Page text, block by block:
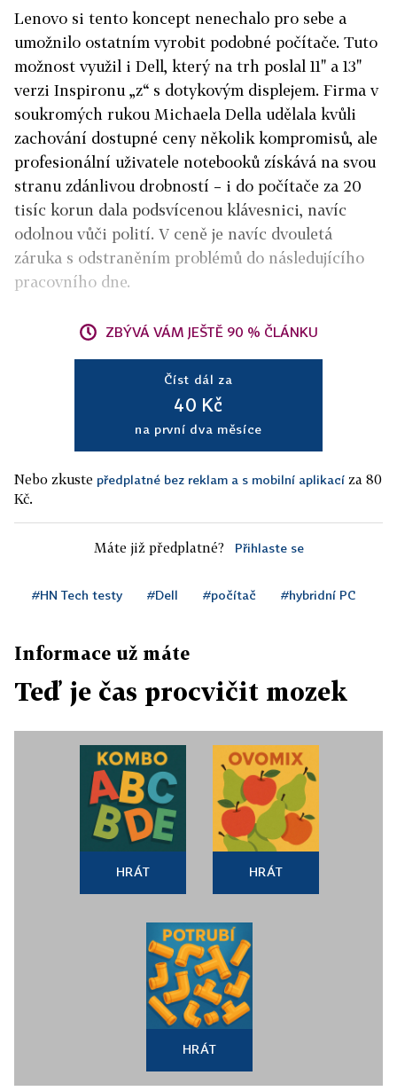
Lenovo si tento koncept nenechalo pro sebe a
umožnilo ostatním vyrobit podobné počítače. Tuto
možnost využil i Dell, který na trh poslal 11" a 13"
verzi Inspironu „z“ s dotykovým displejem. Firma v
soukromých rukou Michaela Della udělala kvůli
zachování dostupné ceny několik kompromisů, ale
profesionální uživatele notebooků získává na svou
stranu zdánlivou drobností – i do počítače za 20
tisíc korun dala podsvícenou klávesnici, navíc
odolnou vůči polití. V ceně je navíc dvouletá
záruka s odstraněním problémů do následujícího
pracovního dne.
ZBÝVÁ VÁM JEŠTĚ 90 % ČLÁNKU
Číst dál za
40 Kč
na první dva měsíce
Nebo zkuste předplatné bez reklam a s mobilní aplikací za 80
Kč.
Máte již předplatné? Přihlaste se
#HN Tech testy #Dell #počítač #hybridní PC
Informace už máte
Teď je čas procvičit mozek
HRÁT HRÁT
HRÁT